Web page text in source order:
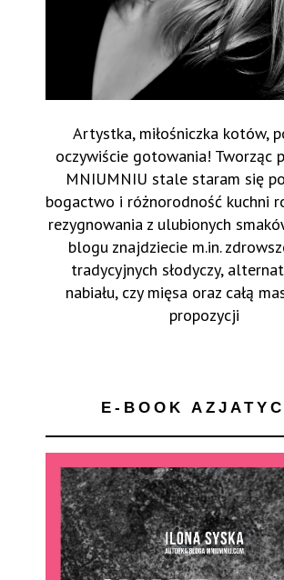
Artystka, miłośniczka kotów,
oczywiście gotowania! Tworząc
MNIUMNIU stale staram się
bogactwo i różnorodność kuchni
rezygnowania z ulubionych
blogu znajdziecie m.in.
tradycyjnych słodyczy,
nabiału, czy mięsa oraz całą
propozycji
E-BOOK